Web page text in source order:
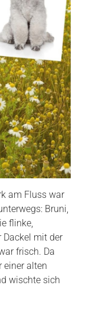
am Fluss war
Bruni,
flinke,
Dackel mit der
frisch. Da
einer alten
wischte sich